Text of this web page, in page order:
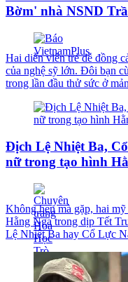
Bờm' nhà NSND
Hai diễn viên trẻ dễ đồng
của nghệ sỹ lớn. Đôi bạn
trong lần đầu thử sức ở
Địch Lệ Nhiệt Ba,
nữ trong tạo hình
Không hẹn mà gặp, hai
Hằng Nga trong dịp Tết
Lệ Nhiệt Ba hay Cổ Lực